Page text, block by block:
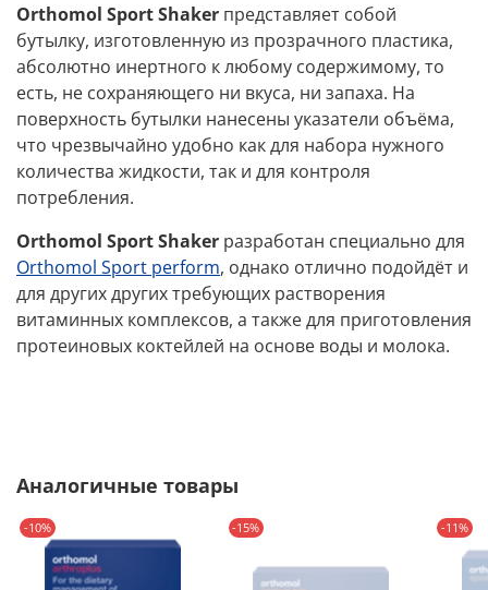
Orthomol Sport Shaker представляет собой
бутылку, изготовленную из прозрачного пластика,
абсолютно инертного к любому содержимому, то
есть, не сохраняющего ни вкуса, ни запаха. На
поверхность бутылки нанесены указатели объёма,
что чрезвычайно удобно как для набора нужного
количества жидкости, так и для контроля
потребления.
Orthomol Sport Shaker разработан специально для
Orthomol Sport perform, однако отлично подойдёт и
для других других требующих растворения
витаминных комплексов, а также для приготовления
протеиновых коктейлей на основе воды и молока.
Аналогичные товары
-10% -15% -11%